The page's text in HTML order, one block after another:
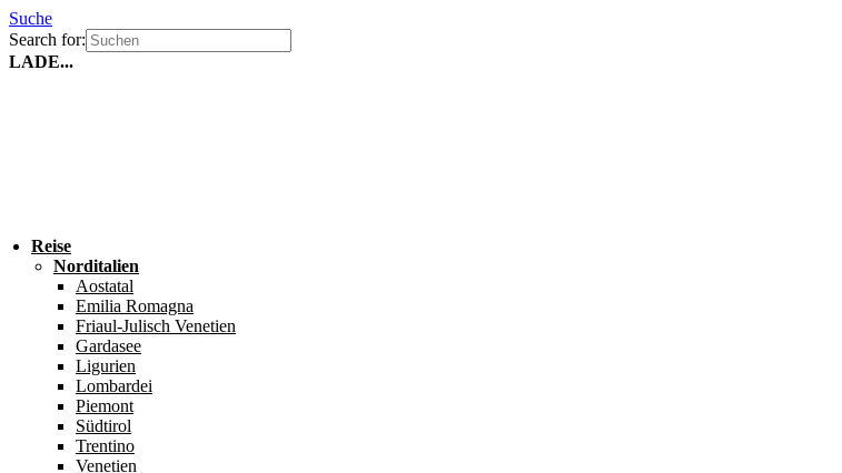
Suche
Search for:
LADE...
Reise
Norditalien
Aostatal
Emilia Romagna
Friaul-Julisch Venetien
Gardasee
Ligurien
Lombardei
Piemont
Südtirol
Trentino
Venetien